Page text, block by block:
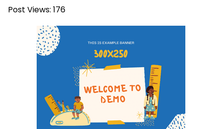
Post Views: 176